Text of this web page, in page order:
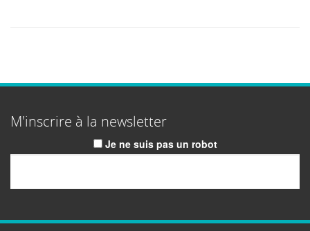
M'inscrire à la newsletter
Je ne suis pas un robot